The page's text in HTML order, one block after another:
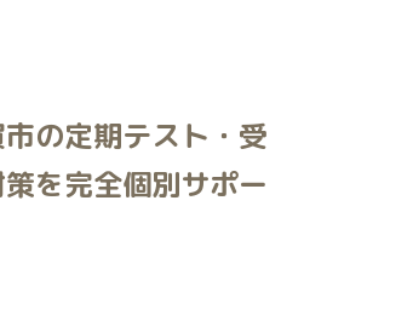
の定期テスト・受
を完全個別サポー